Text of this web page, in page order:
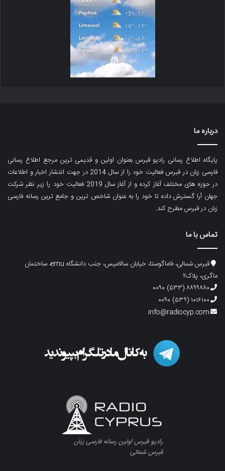
درباره ما
پایگاه اطلاع رسانی رادیو قبرس بعنوان اولین و قدیمی ترین مرجع اطلاع رسانی
فارسی زبان در قبرس فعالیت خود را از سال 2014 در جهت انتشار اخبار و اطلاعات
در حوزه های مختلف آغاز کرده و از آغاز سال 2019 فعالیت خود را زیر نظر شرکت
جهان آرا گسترش داده تا خود را به عنوان شاخص ترین و جامع ترین رسانه فارسی
زبان در قبرس مطرح کند.
تماس با ما
قبرس شمالی، فاماگوستا، خیابان سالامیس، جنب دانشگاه emu، ساختمان
ماگری، پلاک۲
۸۸۹۹۸۸۰ (۵۳۳) ۰۰۹۰
۱۰۱۶۱۰۰ (۵۳۹) ۰۰۹۰
info@radiocyp.com
رادیو قبرس اولین رسانه فارسی زبان
قبرس شمالی